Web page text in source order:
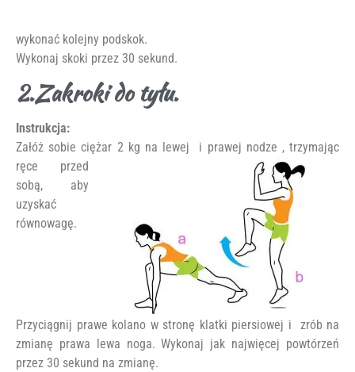
wykonać kolejny podskok.
Wykonaj skoki przez 30 sekund.
2.Zakroki do tyłu.
Instrukcja:
Załóż sobie ciężar 2 kg na lewej i prawej nodze , trzymając
ręce przed
sobą, aby
uzyskać
równowagę.
Przyciągnij prawe kolano w stronę klatki piersiowej i zrób na
zmianę prawa lewa noga. Wykonaj jak najwięcej powtórzeń
przez 30 sekund na zmianę.